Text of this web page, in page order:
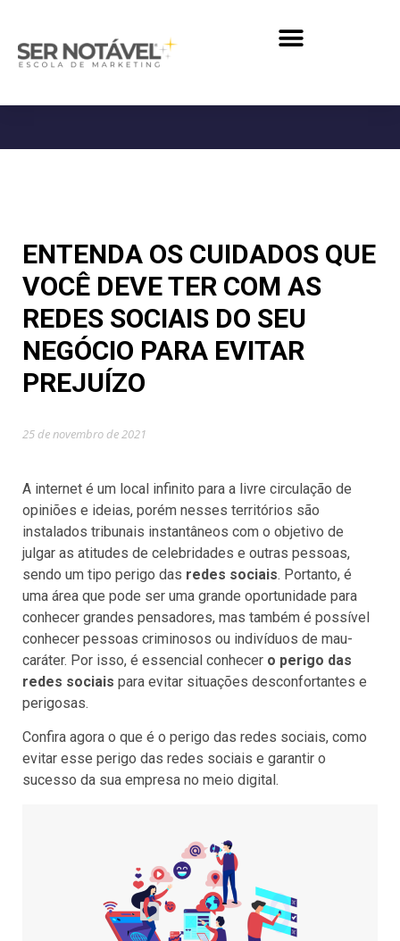
ENTENDA OS CUIDADOS QUE
VOCÊ DEVE TER COM AS
REDES SOCIAIS DO SEU
NEGÓCIO PARA EVITAR
PREJUÍZO
25 de novembro de 2021
A internet é um local infinito para a livre circulação de
opiniões e ideias, porém nesses territórios são
instalados tribunais instantâneos com o objetivo de
julgar as atitudes de celebridades e outras pessoas,
sendo um tipo perigo das redes sociais. Portanto, é
uma área que pode ser uma grande oportunidade para
conhecer grandes pensadores, mas também é possível
conhecer pessoas criminosos ou indivíduos de mau-
caráter. Por isso, é essencial conhecer o perigo das
redes sociais para evitar situações desconfortantes e
perigosas.
Confira agora o que é o perigo das redes sociais, como
evitar esse perigo das redes sociais e garantir o
sucesso da sua empresa no meio digital.